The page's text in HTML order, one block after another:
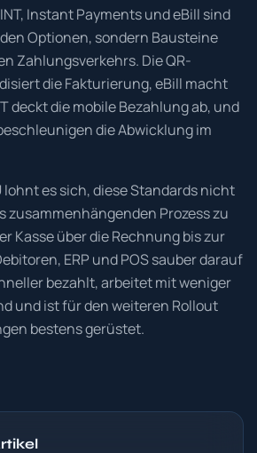
Instant Payments und eBill sind
Optionen, sondern Bausteine
Zahlungsverkehrs. Die QR-
die Fakturierung, eBill macht
deckt die mobile Bezahlung ab, und
die Abwicklung im
lohnt es sich, diese Standards nicht
zusammenhängenden Prozess zu
Kasse über die Rechnung bis zur
ERP und POS sauber darauf
bezahlt, arbeitet mit weniger
und ist für den weiteren Rollout
bestens gerüstet.